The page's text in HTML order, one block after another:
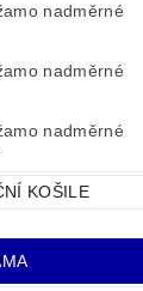
nadměrné
nadměrné
nadměrné
KOŠILE